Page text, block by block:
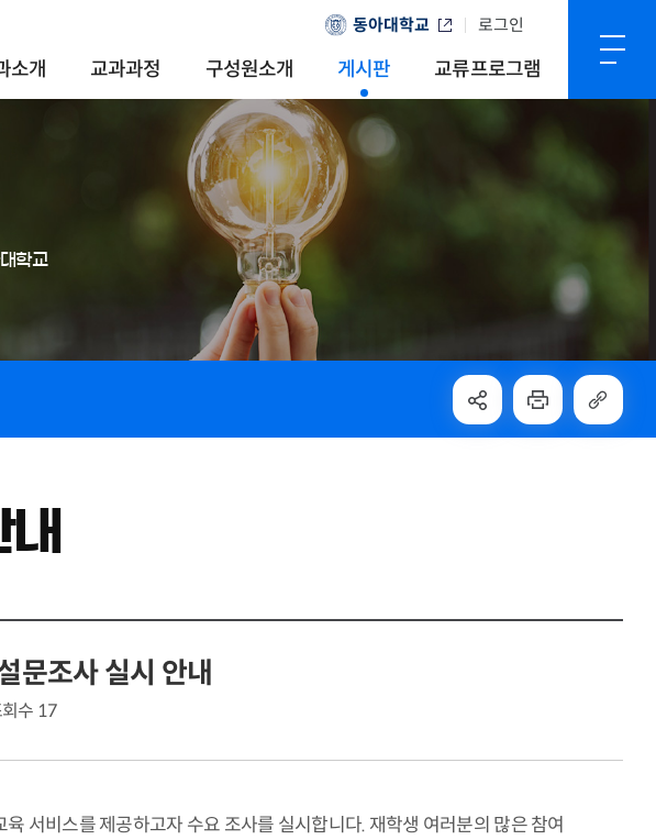
동아대학교 로그인
소개
교과과정 구성원소개 게시판 교류프로그램
학교
문조사 실시 안내
수 17
서비스를 제공하고자 수요 조사를 실시합니다. 재학생 여러분의 많은 참여